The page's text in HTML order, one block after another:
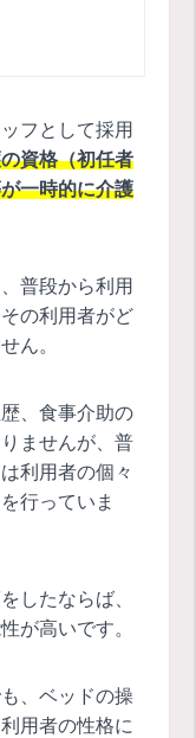
フとして採用
資格（初任者
一時的に介護
普段から利用
の利用者がど
ん。
、食事介助の
ませんが、普
利用者の個々
行っていま
したならば、
が高いです。
、ベッドの操
用者の性格に